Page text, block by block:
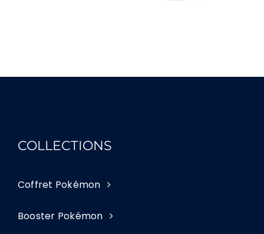
COLLECTIONS
Coffret Pokémon
Booster Pokémon